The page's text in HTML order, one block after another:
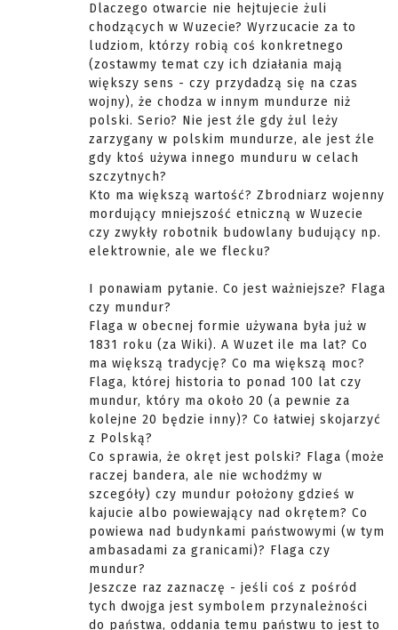
Dlaczego otwarcie nie hejtujecie żuli
chodzących w Wuzecie? Wyrzucacie za to
ludziom, którzy robią coś konkretnego
(zostawmy temat czy ich działania mają
większy sens - czy przydadzą się na czas
wojny), że chodza w innym mundurze niż
polski. Serio? Nie jest źle gdy żul leży
zarzygany w polskim mundurze, ale jest źle
gdy ktoś używa innego munduru w celach
szczytnych?
Kto ma większą wartość? Zbrodniarz wojenny
mordujący mniejszość etniczną w Wuzecie
czy zwykły robotnik budowlany budujący np.
elektrownie, ale we flecku?
I ponawiam pytanie. Co jest ważniejsze? Flaga
czy mundur?
Flaga w obecnej formie używana była już w
1831 roku (za Wiki). A Wuzet ile ma lat? Co
ma większą tradycję? Co ma większą moc?
Flaga, której historia to ponad 100 lat czy
mundur, który ma około 20 (a pewnie za
kolejne 20 będzie inny)? Co łatwiej skojarzyć
z Polską?
Co sprawia, że okręt jest polski? Flaga (może
raczej bandera, ale nie wchodźmy w
szcegóły) czy mundur położony gdzieś w
kajucie albo powiewający nad okrętem? Co
powiewa nad budynkami państwowymi (w tym
ambasadami za granicami)? Flaga czy
mundur?
Jeszcze raz zaznaczę - jeśli coś z pośród
tych dwojga jest symbolem przynależności
do państwa, oddania temu państwu to jest to